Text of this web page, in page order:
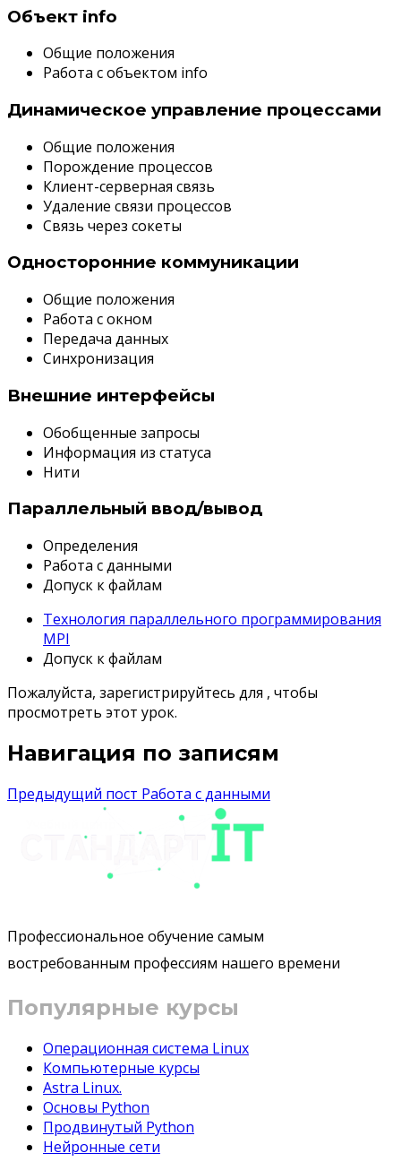
Объект info
Общие положения
Работа с объектом info
Динамическое управление процессами
Общие положения
Порождение процессов
Клиент-серверная связь
Удаление связи процессов
Связь через сокеты
Односторонние коммуникации
Общие положения
Работа с окном
Передача данных
Синхронизация
Внешние интерфейсы
Обобщенные запросы
Информация из статуса
Нити
Параллельный ввод/вывод
Определения
Работа с данными
Допуск к файлам
Технология параллельного программирования
MPI
Допуск к файлам
Пожалуйста, зарегистрируйтесь для , чтобы
просмотреть этот урок.
Навигация по записям
Предыдущий пост Работа с данными
Профессиональное обучение самым
востребованным профессиям нашего времени
Популярные курсы
Операционная система Linux
Компьютерные курсы
Astra Linux.
Основы Python
Продвинутый Python
Нейронные сети